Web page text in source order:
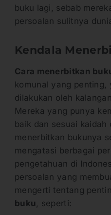
buku lagi, sebab
persoalan sulitnya
Kendala
Cara menerbitkan
komunal yang penting,
dilakukan oleh
Mereka yang punya
baik dan sesuai kaidah
menerbitkan bukunya
mengatasi berbagai
pengetahuan di
persoalan yang
mengerti tentang
buku
, seperti: